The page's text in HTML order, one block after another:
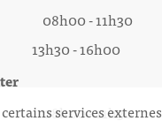
- 11h30
- 16h00
- 11h30
services